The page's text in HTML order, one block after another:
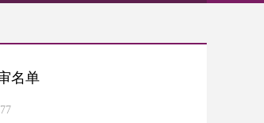
名单